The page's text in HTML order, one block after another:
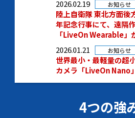
2026.02.19
お知らせ
陸上自衛隊 東北方面後
年記念行事にて、遠隔
「LiveOn Wearable」
2026.01.21
お知らせ
世界最小・最軽量の超
カメラ「LiveOn Nano
4つの強